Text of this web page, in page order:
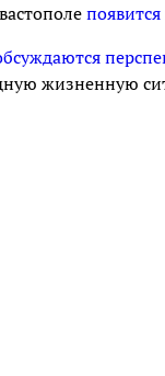
появится
жизненную